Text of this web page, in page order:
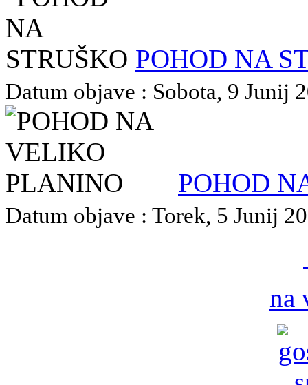
POHOD NA
Datum objave : Sobota, 9 Junij
POHOD
Datum objave : Torek, 5 Junij
na